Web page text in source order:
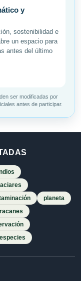
y
sostenibilidad e
un espacio para
antes del último
ser modificadas por
antes de participar.
planeta
especies